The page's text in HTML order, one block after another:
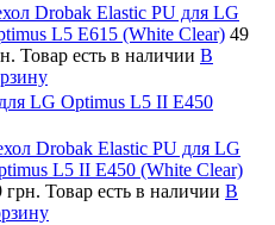
Drobak Elastic PU для LG
L5 E615 (White Clear) 49
Товар есть в наличии В
LG Optimus L5 II E450
Drobak Elastic PU для LG
L5 II E450 (White Сlear)
грн. Товар есть в наличии В